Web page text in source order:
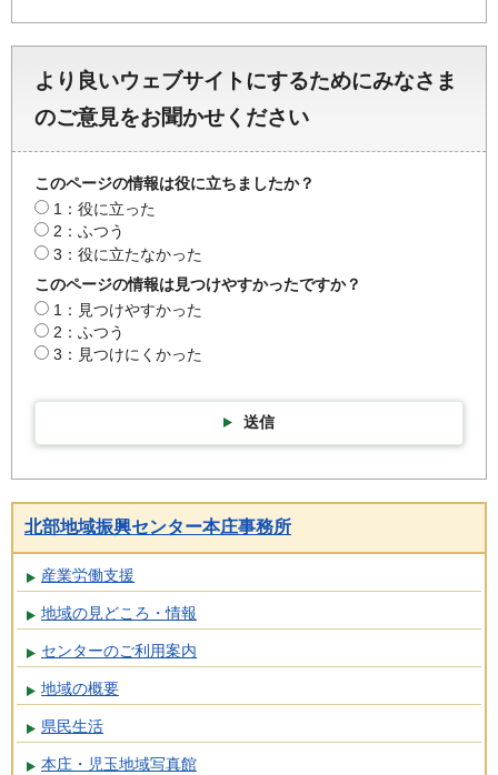
より良いウェブサイトにするためにみなさま
のご意見をお聞かせください
このページの情報は役に立ちましたか？
1：役に立った
2：ふつう
3：役に立たなかった
このページの情報は見つけやすかったですか？
1：見つけやすかった
2：ふつう
3：見つけにくかった
送信
北部地域振興センター本庄事務所
産業労働支援
地域の見どころ・情報
センターのご利用案内
地域の概要
県民生活
本庄・児玉地域写真館